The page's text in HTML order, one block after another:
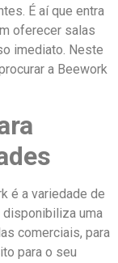
É aí que entra
oferecer salas
imediato. Neste
a Beework
é a variedade de
uma
comerciais, para
para o seu